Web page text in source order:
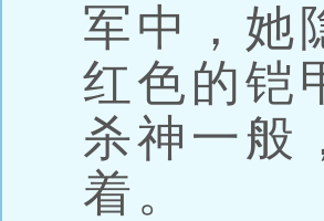
军中，她
红色的铠
杀神一般
着。